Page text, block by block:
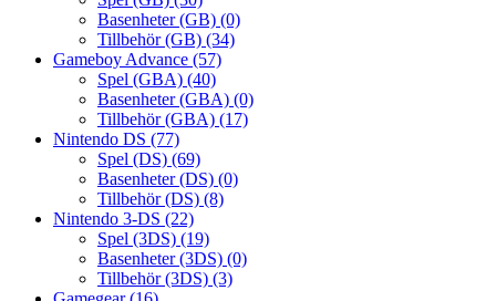
Basenheter (GB) (0)
Tillbehör (GB) (34)
Gameboy Advance (57)
Spel (GBA) (40)
Basenheter (GBA) (0)
Tillbehör (GBA) (17)
Nintendo DS (77)
Spel (DS) (69)
Basenheter (DS) (0)
Tillbehör (DS) (8)
Nintendo 3-DS (22)
Spel (3DS) (19)
Basenheter (3DS) (0)
Tillbehör (3DS) (3)